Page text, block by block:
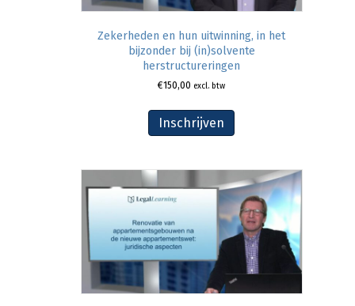
Zekerheden en hun uitwinning, in het
bijzonder bij (in)solvente
herstructureringen
€150,00 excl. btw
Inschrijven